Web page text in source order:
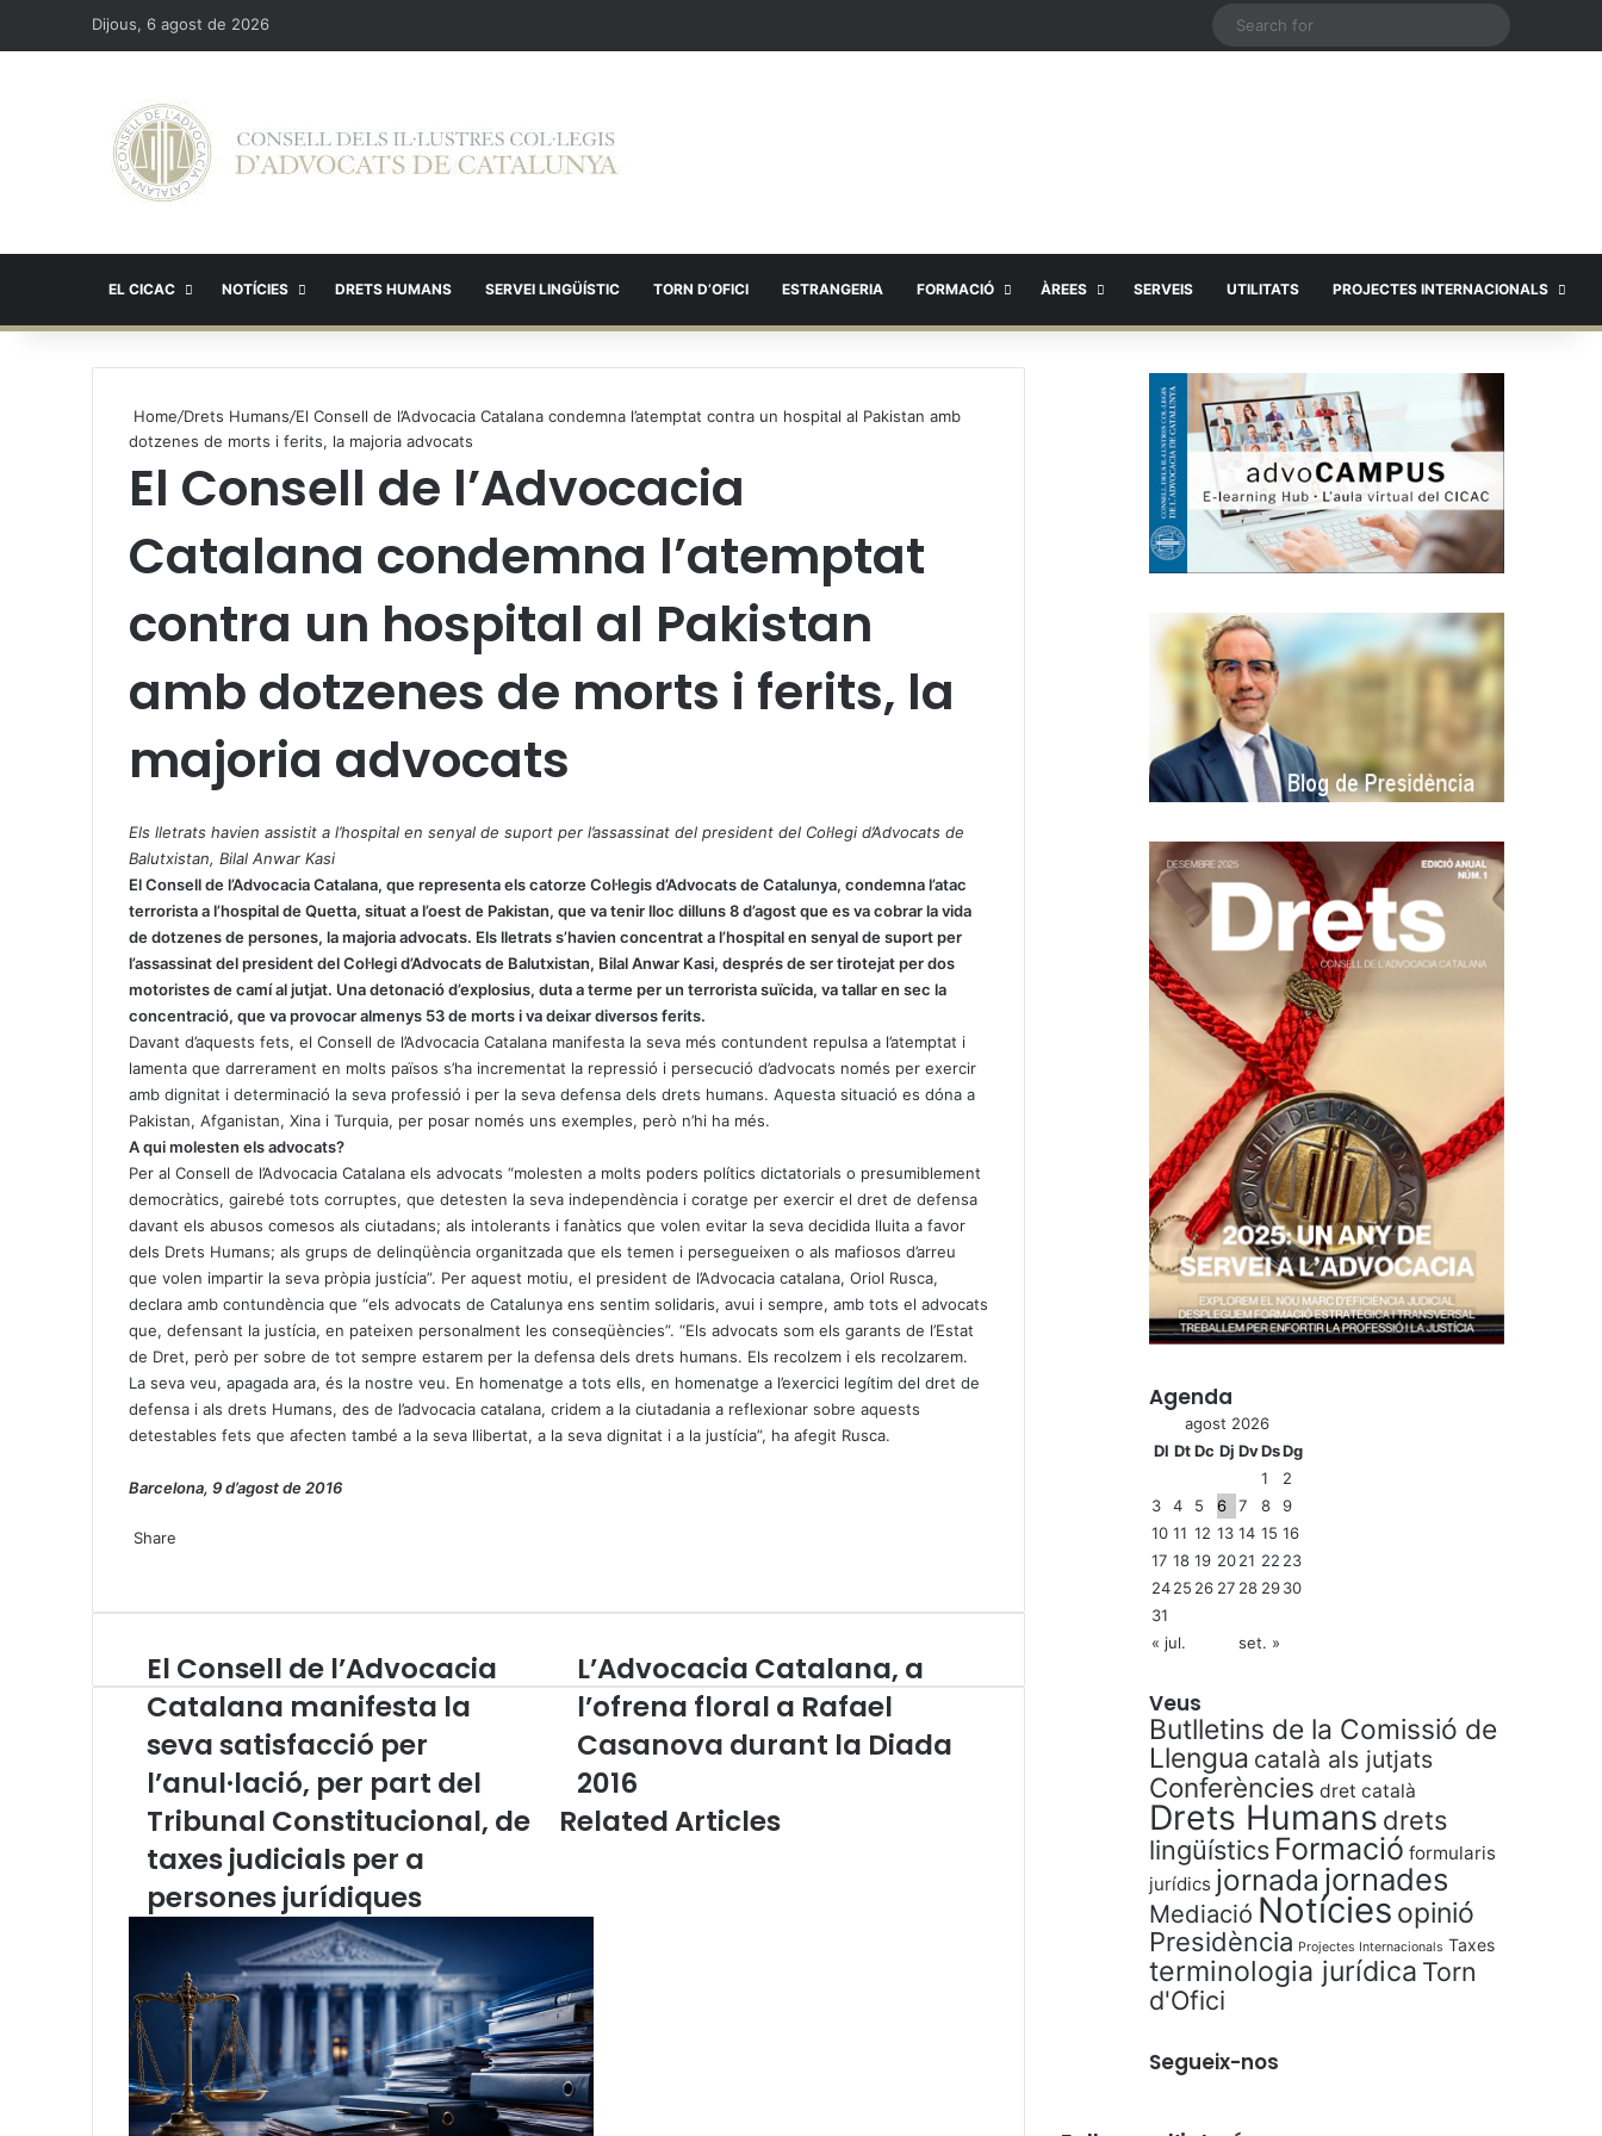
Dijous, 6 agost de 2026
EL CICAC NOTÍCIES DRETS HUMANS SERVEI LINGÜÍSTIC TORN D’OFICI ESTRANGERIA FORMACIÓ ÀREES SERVEIS UTILITATS PROJECTES INTERNACIONALS
Home/Drets Humans/El Consell de l’Advocacia Catalana condemna l’atemptat contra un hospital al Pakistan amb
dotzenes de morts i ferits, la majoria advocats
El Consell de l’Advocacia
Catalana condemna l’atemptat
contra un hospital al Pakistan
amb dotzenes de morts i ferits, la
majoria advocats
h
a
t
s
A
p
e
l
e
g
r
Els lletrats havien assistit a l’hospital en senyal de suport per l’assassinat del president del Col·legi d’Advocats de
Balutxistan, Bilal Anwar Kasi
El Consell de l’Advocacia Catalana, que representa els catorze Col·legis d’Advocats de Catalunya, condemna l’atac
terrorista a l’hospital de Quetta, situat a l’oest de Pakistan, que va tenir lloc dilluns 8 d’agost que es va cobrar la vida
de dotzenes de persones, la majoria advocats. Els lletrats s’havien concentrat a l’hospital en senyal de suport per
l’assassinat del president del Col·legi d’Advocats de Balutxistan, Bilal Anwar Kasi, després de ser tirotejat per dos
motoristes de camí al jutjat. Una detonació d’explosius, duta a terme per un terrorista suïcida, va tallar en sec la
concentració, que va provocar almenys 53 de morts i va deixar diversos ferits.
Davant d’aquests fets, el Consell de l’Advocacia Catalana manifesta la seva més contundent repulsa a l’atemptat i
lamenta que darrerament en molts països s’ha incrementat la repressió i persecució d’advocats només per exercir
amb dignitat i determinació la seva professió i per la seva defensa dels drets humans. Aquesta situació es dóna a
Pakistan, Afganistan, Xina i Turquia, per posar només uns exemples, però n’hi ha més.
A qui molesten els advocats?
Per al Consell de l’Advocacia Catalana els advocats “molesten a molts poders polítics dictatorials o presumiblement
democràtics, gairebé tots corruptes, que detesten la seva independència i coratge per exercir el dret de defensa
davant els abusos comesos als ciutadans; als intolerants i fanàtics que volen evitar la seva decidida lluita a favor
dels Drets Humans; als grups de delinqüència organitzada que els temen i persegueixen o als mafiosos d’arreu
que volen impartir la seva pròpia justícia”. Per aquest motiu, el president de l’Advocacia catalana, Oriol Rusca,
declara amb contundència que “els advocats de Catalunya ens sentim solidaris, avui i sempre, amb tots el advocats
que, defensant la justícia, en pateixen personalment les conseqüències”. “Els advocats som els garants de l’Estat
de Dret, però per sobre de tot sempre estarem per la defensa dels drets humans. Els recolzem i els recolzarem.
La seva veu, apagada ara, és la nostre veu. En homenatge a tots ells, en homenatge a l’exercici legítim del dret de
defensa i als drets Humans, des de l’advocacia catalana, cridem a la ciutadania a reflexionar sobre aquests
detestables fets que afecten també a la seva llibertat, a la seva dignitat i a la justícia”, ha afegit Rusca.
Barcelona, 9 d’agost de 2016
h
s
p
e
g
m
Share
a
A
l
g
r
a
m
a
e
v
i
a
a
l
i
tE
l
C
o
e
l
e
v
o
c
El Consell de l’Advocacia
Catalana manifesta la
seva satisfacció per
l’anul·lació, per part del
Tribunal Constitucional, de
taxes judicials per a
persones jurídiques
L
’
d
o
c
a
t
a
l
a
n
a
L’Advocacia Catalana, a
l’ofrena floral a Rafael
Casanova durant la Diada
2016
Related Articles
Agenda
agost 2026
Dl Dt Dc Dj DvDsDg
1
2
3
4 5 6 7 8
9
10 11 12 13 14 15 16
17 18 19 2021 22 23
2425 26 27 28 2930
31
« jul.
set. »
Veus
Butlletins de la Comissió de
Llengua català als jutjats
Conferències dret català
Drets Humans drets
lingüístics Formació formularis
jurídics jornada jornades
Mediació Notícies opinió
Presidència Projectes Internacionals Taxes
terminologia jurídica Torn
d'Ofici
Segueix-nos